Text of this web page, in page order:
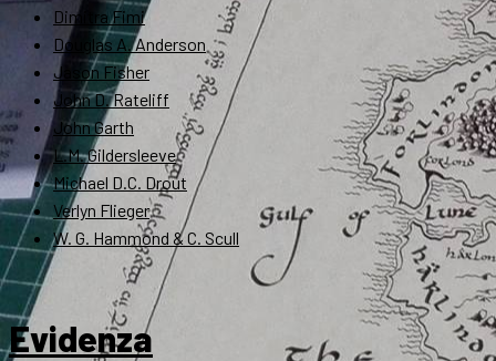
Dimitra Fimi
Douglas A. Anderson
Jason Fisher
John D. Rateliff
John Garth
L.M. Gildersleeve
Michael D.C. Drout
Verlyn Flieger
W. G. Hammond & C. Scull
Evidenza